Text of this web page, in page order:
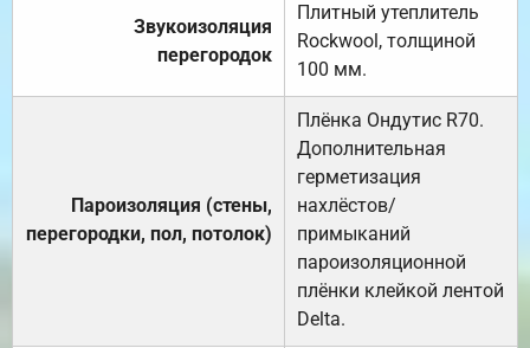
Звукоизоляция
перегородок
Плитный утеплитель
Rockwool, толщиной
100 мм.
Пароизоляция (стены,
перегородки, пол, потолок)
Плёнка Ондутис R70.
Дополнительная
герметизация
нахлёстов/
примыканий
пароизоляционной
плёнки клейкой лентой
Delta.